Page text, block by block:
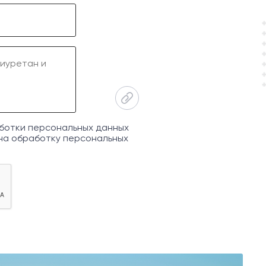
персональных данных
обработку персональных